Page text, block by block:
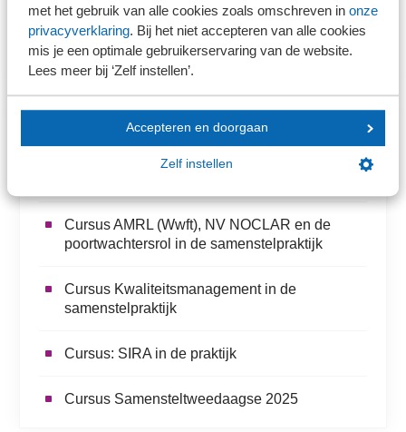
met het gebruik van alle cookies zoals omschreven in onze
privacyverklaring. Bij het niet accepteren van alle cookies
mis je een optimale gebruikerservaring van de website.
Lees meer bij ‘Zelf instellen’.
Accepteren en doorgaan
Zelf instellen
Ons kantoor is nog geen lid van SRA
Meer over dit onderwerp
Cursus AMRL (Wwft), NV NOCLAR en de
poortwachtersrol in de samenstelpraktijk
Cursus Kwaliteitsmanagement in de
samenstelpraktijk
Cursus: SIRA in de praktijk
Cursus Samensteltweedaagse 2025